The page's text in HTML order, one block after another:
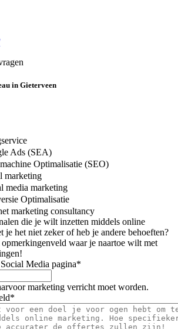
in Gieterveen
Ads (SEA)
Optimalisatie (SEO)
marketing
media marketing
Optimalisatie
marketing consultancy
die je wilt inzetten middels online
je het niet zeker of heb je andere behoeften?
waar je naartoe wilt met
Media pagina*
marketing verricht moet worden.
*